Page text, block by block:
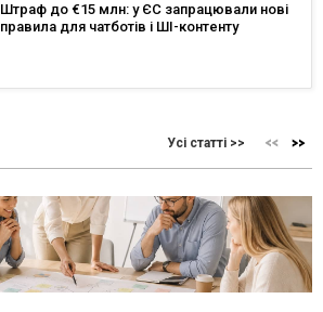
Штраф до €15 млн: у ЄС запрацювали нові
правила для чатботів і ШІ-контенту
Усі статті >>